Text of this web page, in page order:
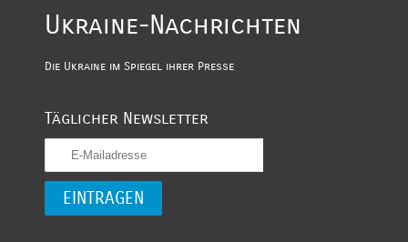
Ukraine-Nachrichten
Die Ukraine im Spiegel ihrer Presse
Täglicher Newsletter